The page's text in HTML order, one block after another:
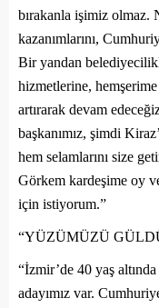
bırakanla işimiz olmaz.
kazanımlarını,
Bir yandan
hizmetlerine,
artırarak devam
başkanımız, şimdi
hem selamlarını size
Görkem kardeşime oy
için istiyorum.”
“YÜZÜMÜZÜ
“İzmir’de 40 yaş
adayımız var.